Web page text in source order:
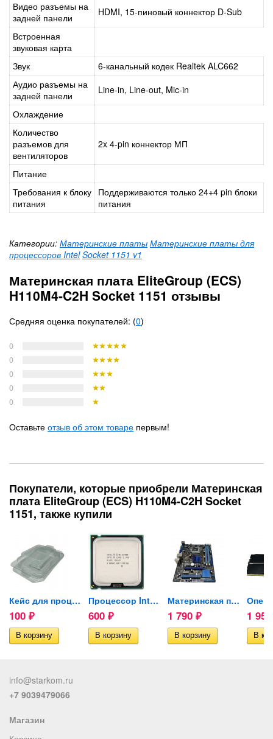
Видео разъемы на
задней панели
HDMI, 15-пиновый коннектор D-Sub
Встроенная
звуковая карта
Звук
6-канальный кодек Realtek ALC662
Аудио разъемы на
задней панели
Line-in, Line-out, Mic-in
Охлаждение
Количество
разъемов для
вентиляторов
2x 4-pin коннектор МП
Питание
Требования к блоку
питания
Поддерживаются только 24+4 pin блоки
питания
Категории: Материнские платы Материнские платы для
процессоров Intel Socket 1151 v1
Материнская плата EliteGroup (ECS)
H110M4-C2H Socket 1151 отзывы
Средняя оценка покупателей: (0)
0
0
0
0
0
Оставьте отзыв об этом товаре первым!
Покупатели, которые приобрели Материнская
плата EliteGroup (ECS) H110M4-C2H Socket
1151, также купили
Кейс для процессора AMD/INTEL
100 ₽
Процессор Intel Core 2 Duo...
600 ₽
Материнская плата ASUS...
1 790 ₽ 1
info@starkom.ru
+7 9039479066
Магазин